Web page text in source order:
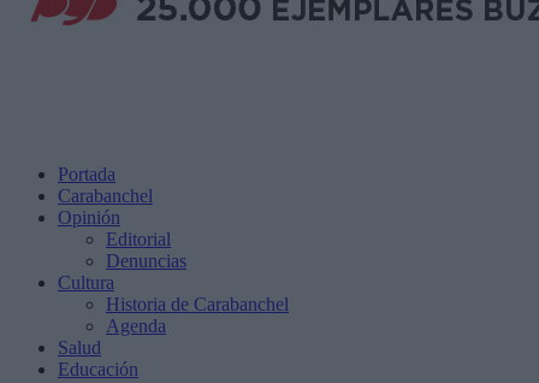
Portada
Carabanchel
Opinión
Editorial
Denuncias
Cultura
Historia de Carabanchel
Agenda
Salud
Educación